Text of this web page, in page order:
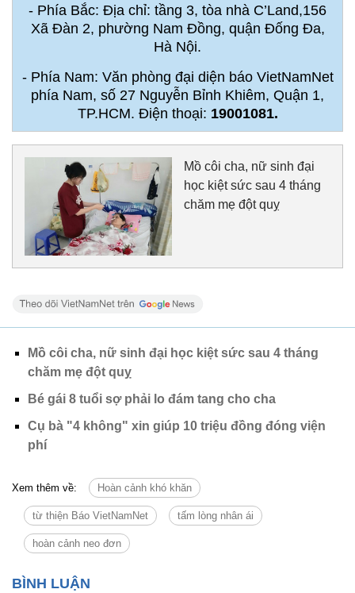
- Phía Bắc: Địa chỉ: tầng 3, tòa nhà C’Land,156
Xã Đàn 2, phường Nam Đồng, quận Đống Đa,
Hà Nội.
- Phía Nam: Văn phòng đại diện báo VietNamNet
phía Nam, số 27 Nguyễn Bỉnh Khiêm, Quận 1,
TP.HCM. Điện thoại: 19001081.
Mồ côi cha, nữ sinh đại
học kiệt sức sau 4 tháng
chăm mẹ đột quỵ
Mồ côi cha, nữ sinh đại học kiệt sức sau 4 tháng
chăm mẹ đột quỵ
Bé gái 8 tuổi sợ phải lo đám tang cho cha
Cụ bà "4 không" xin giúp 10 triệu đồng đóng viện
phí
Xem thêm về: Hoàn cảnh khó khăn
từ thiện Báo VietNamNet tấm lòng nhân ái
hoàn cảnh neo đơn